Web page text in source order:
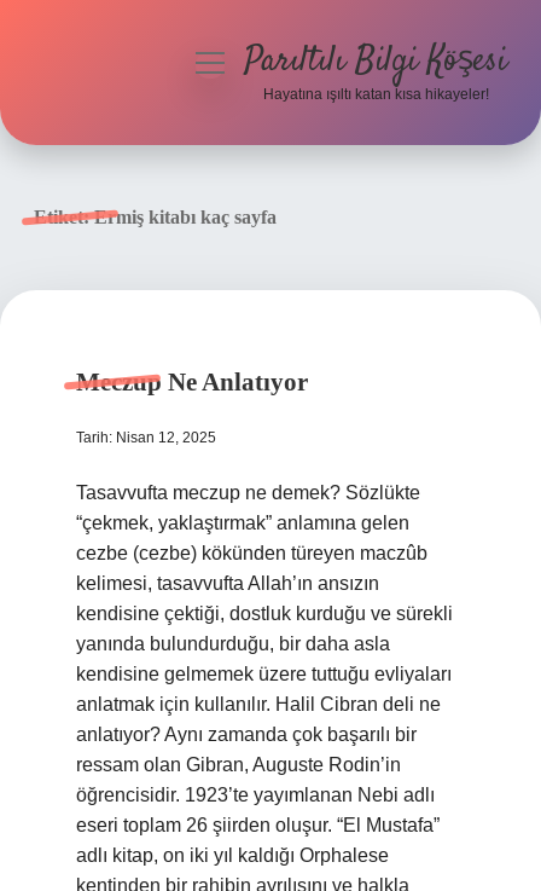
menüyüParıltılı Bilgi Köşesi
Hayatına ışıltı katan kısa hikayeler!
Etiket:Ermiş kitabı kaç sayfa
Meczup Ne Anlatıyor
Tarih: Nisan 12, 2025
Tasavvufta meczup ne demek? Sözlükte
“çekmek, yaklaştırmak” anlamına gelen
cezbe (cezbe) kökünden türeyen maczûb
kelimesi, tasavvufta Allah’ın ansızın
kendisine çektiği, dostluk kurduğu ve sürekli
yanında bulundurduğu, bir daha asla
kendisine gelmemek üzere tuttuğu evliyaları
anlatmak için kullanılır. Halil Cibran deli ne
anlatıyor? Aynı zamanda çok başarılı bir
ressam olan Gibran, Auguste Rodin’in
öğrencisidir. 1923’te yayımlanan Nebi adlı
eseri toplam 26 şiirden oluşur. “El Mustafa”
adlı kitap, on iki yıl kaldığı Orphalese
kentinden bir rahibin ayrılışını ve halkla